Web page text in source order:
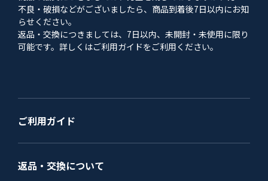
不良・破損などがございましたら、商品到着後7日以内にお知
らせください。
返品・交換につきましては、7日以内、未開封・未使用に限り
可能です。詳しくはご利用ガイドをご利用ください。
ご利用ガイド
返品・交換について